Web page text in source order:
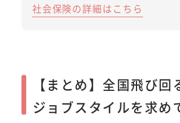
社会保険の詳細はこちら
【まとめ】全国飛び回
ジョブスタイルを求め